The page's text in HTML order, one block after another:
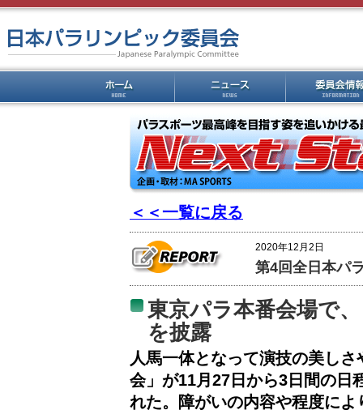
＜＜一覧に戻る
2020年12月2日
第4回全日本パ
東京パラ本番会場で
を披露
人馬一体となって演技の美し
会」が11月27日から3日間の日
れた。障がいの内容や程度に